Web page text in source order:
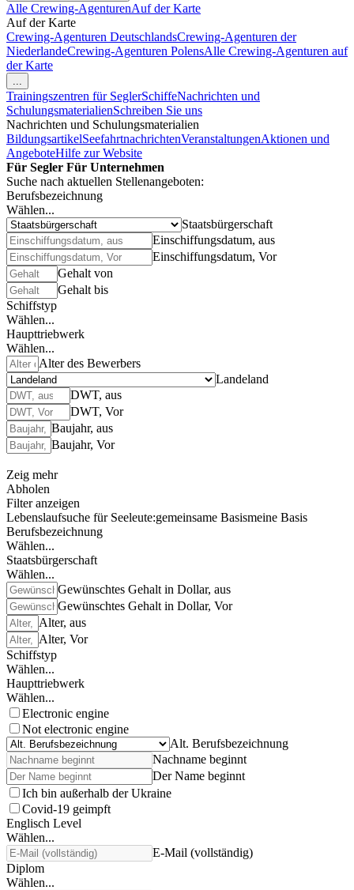
Alle Crewing-AgenturenAuf der Karte
Auf der Karte
Crewing-Agenturen DeutschlandsCrewing-Agenturen der
NiederlandeCrewing-Agenturen PolensAlle Crewing-Agenturen auf
der Karte
...
Trainingszentren für SeglerSchiffeNachrichten und
SchulungsmaterialienSchreiben Sie uns
Nachrichten und Schulungsmaterialien
BildungsartikelSeefahrtnachrichtenVeranstaltungenAktionen und
AngeboteHilfe zur Website
Für Segler Für Unternehmen
Suche nach aktuellen Stellenangeboten:
Berufsbezeichnung
Wählen...
Staatsbürgerschaft
Einschiffungsdatum, aus
Einschiffungsdatum, Vor
Gehalt von
Gehalt bis
Schiffstyp
Wählen...
Haupttriebwerk
Wählen...
Alter des Bewerbers
Landeland
DWT, aus
DWT, Vor
Baujahr, aus
Baujahr, Vor
Zeig mehr
Abholen
Filter anzeigen
Lebenslaufsuche für Seeleute:gemeinsame Basismeine Basis
Berufsbezeichnung
Wählen...
Staatsbürgerschaft
Wählen...
Gewünschtes Gehalt in Dollar, aus
Gewünschtes Gehalt in Dollar, Vor
Alter, aus
Alter, Vor
Schiffstyp
Wählen...
Haupttriebwerk
Wählen...
Electronic engine
Not electronic engine
Alt. Berufsbezeichnung
Nachname beginnt
Der Name beginnt
Ich bin außerhalb der Ukraine
Covid-19 geimpft
Englisch Level
Wählen...
E-Mail (vollständig)
Diplom
Wählen...